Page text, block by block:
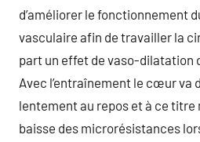
d’améliorer le fonctionnement
vasculaire afin de travailler la
part un effet de vaso-dilatation
Avec l’entraînement le cœur va
lentement au repos et à ce titre
baisse des microrésistances